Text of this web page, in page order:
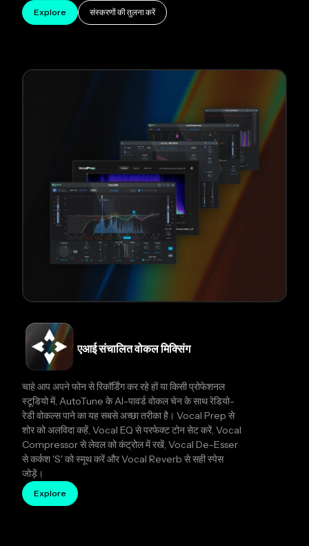
Explore संस्करणों की तुलना करें
एआई संचालित वोकल मिक्सिंग
चाहे आप अपने फोन से रिकॉर्डिंग कर रहे हों या किसी प्रोफेशनल
स्टूडियो में, AutoTune के AI-पावर्ड वोकल चेन के साथ रेडियो-
रेडी वोकल्स पाने का यह सबसे अच्छा तरीका है। Vocal Prep से
शोर को अलविदा कहें, Vocal EQ से परफेक्ट टोन सेट करें, Vocal
Compressor से लेवल को कंट्रोल में रखें, Vocal De-Esser
से कर्कश 'S' को स्मूथ करें और Vocal Reverb से सही स्पेस
जोड़ें।
Explore